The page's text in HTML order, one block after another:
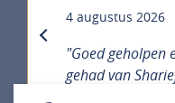
4 augustus 2026
"Goed geholpen
gehad van
previous